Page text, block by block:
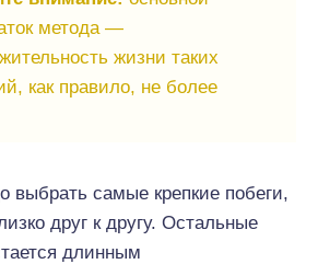
метода —
жизни таких
как правило, не более
выбрать самые крепкие побеги,
друг к другу. Остальные
длинным